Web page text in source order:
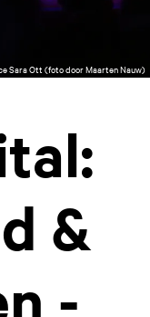
Sara Ott (foto door Maarten Nauw)
&
-